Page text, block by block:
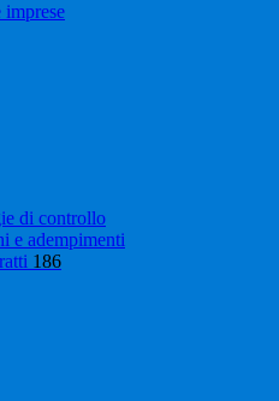
di controllo
e adempimenti
186